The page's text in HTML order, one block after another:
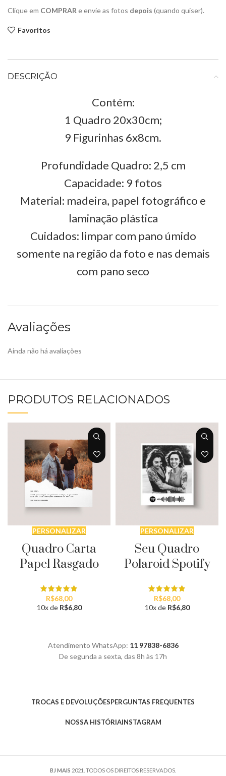
Clique em COMPRAR e envie as fotos depois (quando quiser).
Favoritos
DESCRIÇÃO
Contém:
1 Quadro 20x30cm;
9 Figurinhas 6x8cm.
Profundidade Quadro: 2,5 cm
Capacidade: 9 fotos
Material: madeira, papel fotográfico e
laminação plástica
Cuidados: limpar com pano úmido
somente na região da foto e nas demais
com pano seco
Avaliações
Ainda não há avaliações
PRODUTOS RELACIONADOS
PERSONALIZAR
Quadro Carta
Papel Rasgado
R$68,00
10x de R$6,80
PERSONALIZAR
Seu Quadro
Polaroid Spotify
R$68,00
10x de R$6,80
Atendimento WhatsApp: 11 97838-6836
De segunda a sexta, das 8h às 17h
TROCAS E DEVOLUÇÕESPERGUNTAS FREQUENTES
NOSSA HISTÓRIAINSTAGRAM
BJ MAIS 2021. TODOS OS DIREITOS RESERVADOS.